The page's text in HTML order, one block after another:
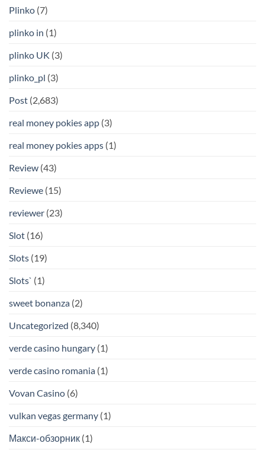
Plinko (7)
plinko in (1)
plinko UK (3)
plinko_pl (3)
Post (2,683)
real money pokies app (3)
real money pokies apps (1)
Review (43)
Reviewe (15)
reviewer (23)
Slot (16)
Slots (19)
Slots` (1)
sweet bonanza (2)
Uncategorized (8,340)
verde casino hungary (1)
verde casino romania (1)
Vovan Casino (6)
vulkan vegas germany (1)
Макси-обзорник (1)